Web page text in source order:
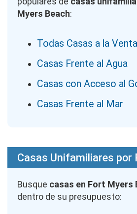
Myers Beach:
Todas Casas a la Venta
Casas Frente al Agua
Casas con Acceso al
Casas Frente al Mar
Casas Unifamiliares por
Busque casas en Fort Myers
dentro de su presupuesto: